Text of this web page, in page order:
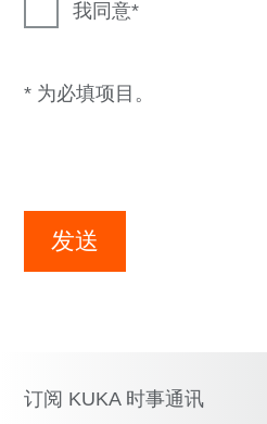
我同意
* 为必填项目。
发送
订阅 KUKA 时事通讯